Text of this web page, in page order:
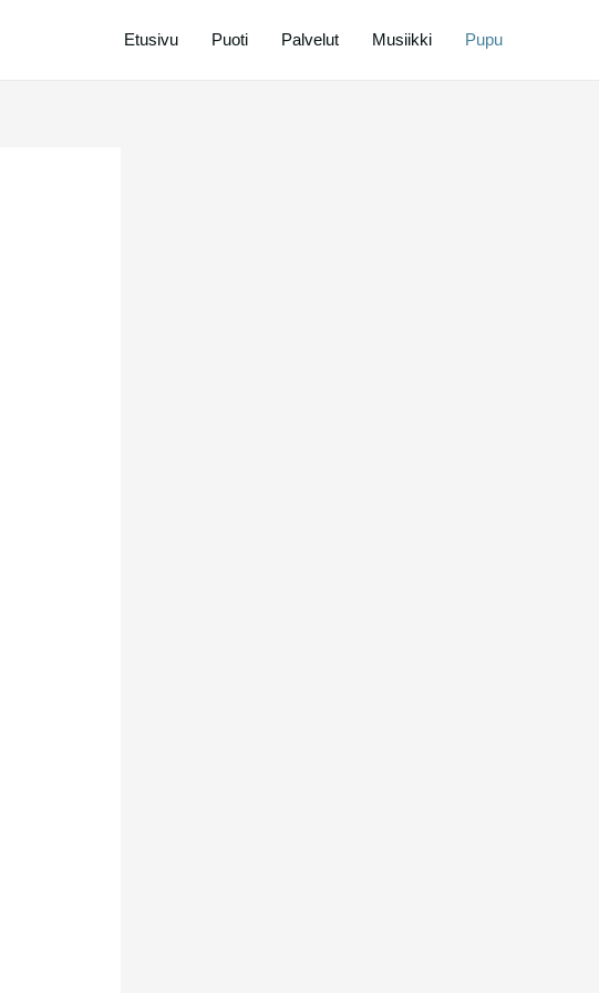
Etusivu Puoti Palvelut Musiikki Pupu